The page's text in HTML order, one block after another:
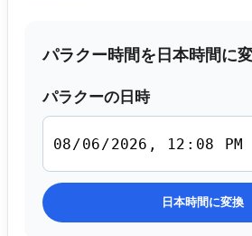
パラクー時間を日本時間に
パラクーの日時
日本時間に変換